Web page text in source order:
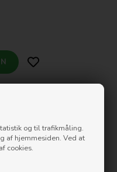
og til trafikmåling.
af hjemmesiden. Ved at
cookies.
med store hjul, og kan